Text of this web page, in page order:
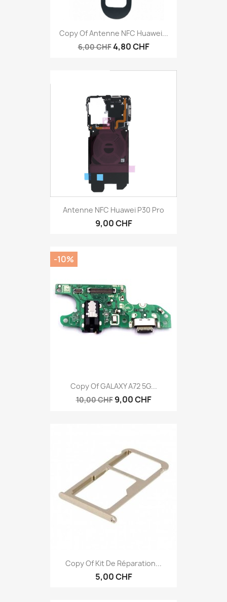
Copy Of Antenne NFC Huawei...
6,00 CHF4,80 CHF
Antenne NFC Huawei P30 Pro
9,00 CHF
Copy Of GALAXY A72 5G...
10,00 CHF 9,00 CHF
-10%
Copy Of Kit De Réparation...
5,00 CHF